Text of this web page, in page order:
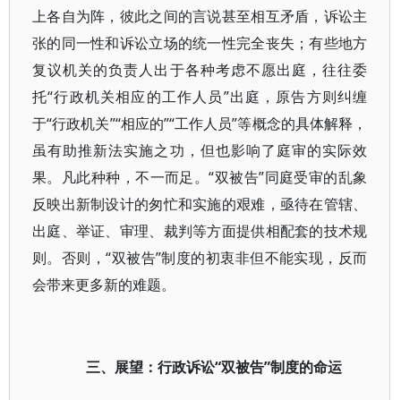
上各自为阵，彼此之间的言说甚至相互矛盾，诉讼主
张的同一性和诉讼立场的统一性完全丧失；有些地方
复议机关的负责人出于各种考虑不愿出庭，往往委
托“行政机关相应的工作人员”出庭，原告方则纠缠
于“行政机关”“相应的”“工作人员”等概念的具体解释，
虽有助推新法实施之功，但也影响了庭审的实际效
果。凡此种种，不一而足。“双被告”同庭受审的乱象
反映出新制设计的匆忙和实施的艰难，亟待在管辖、
出庭、举证、审理、裁判等方面提供相配套的技术规
则。否则，“双被告”制度的初衷非但不能实现，反而
会带来更多新的难题。
三、展望：行政诉讼“双被告”制度的命运